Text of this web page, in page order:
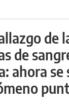
de
de
ahora se